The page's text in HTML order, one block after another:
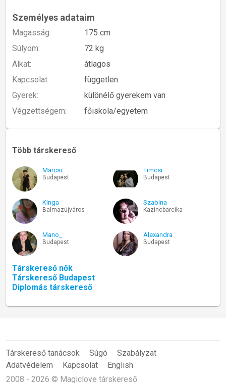
Személyes adataim
Magasság:
175 cm
Súlyom:
72 kg
Alkat:
átlagos
Kapcsolat:
független
Gyerek:
különélő gyerekem van
Végzettségem:
főiskola/egyetem
Több társkereső
Marcsi
Budapest
Timcsi
Budapest
Kinga
Balmazújváros
Szabina
Kazincbarcika
Mano_
Budapest
Alexandra
Budapest
Társkereső nők
Társkereső Budapest
Diplomás társkereső
Társkereső tanácsok Súgó
Szabályzat
Adatvédelem
Kapcsolat
English
2008 - 2026 © Magiclove társkereső